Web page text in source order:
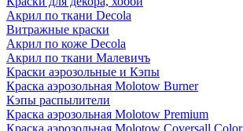
Акрил по ткани Decola
Витражные краски
Акрил по коже Decola
Акрил по ткани Малевичъ
Краски аэрозольные и Кэпы
Краска аэрозольная Molotow Burner
Кэпы распылители
Краска аэрозольная Molotow Premium
Краска аэрозольная Molotow Coversall Color